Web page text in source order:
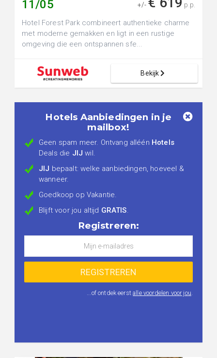
11/05 +/- p.p.
Hotel Forest Park combineert authentieke charme
met moderne gemakken en ligt in een rustige
omgeving die een ontspannen sfe...
Bekijk
Hotels Aanbiedingen in je
mailbox!
Geen spam meer. Ontvang alléén Hotels
Deals die JIJ wil.
JIJ bepaalt: welke aanbiedingen, hoeveel &
wanneer.
Goedkoop op Vakantie.
Blijft voor jou altijd GRATIS.
Registreren:
...of ontdek eerstalle voordelen voor jou.